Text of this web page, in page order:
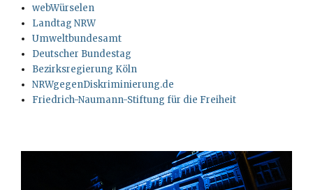
webWürselen
Landtag NRW
Umweltbundesamt
Deutscher Bundestag
Bezirksregierung Köln
NRWgegenDiskriminierung.de
Friedrich-Naumann-Stiftung für die Freiheit